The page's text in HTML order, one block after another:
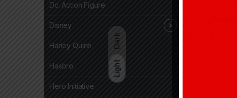
Dark
Light
Dc. Action Figure
Disney
Harley Quinn
Hasbro
Hero Initiative